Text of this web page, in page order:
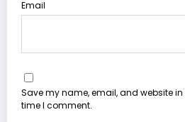
Email
Save my name, email, and website in
time I comment.